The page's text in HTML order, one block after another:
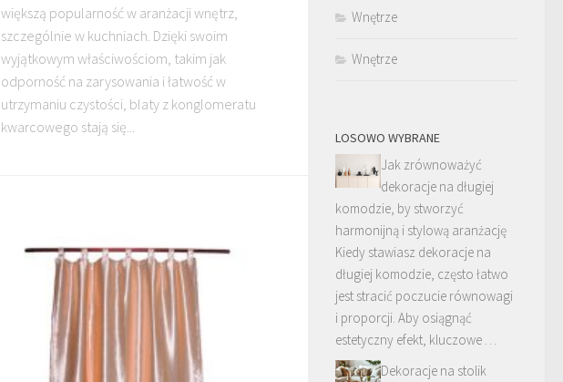
większą popularność w aranżacji wnętrz,
szczególnie w kuchniach. Dzięki swoim
wyjątkowym właściwościom, takim jak
odporność na zarysowania i łatwość w
utrzymaniu czystości, blaty z konglomeratu
kwarcowego stają się...
Wnętrze
Wnętrze
LOSOWO WYBRANE
Jak zrównoważyć
dekoracje na długiej
komodzie, by stworzyć
harmonijną i stylową aranżację
Kiedy stawiasz dekoracje na
długiej komodzie, często łatwo
jest stracić poczucie równowagi
i proporcji. Aby osiągnąć
estetyczny efekt, kluczowe …
Dekoracje na stolik